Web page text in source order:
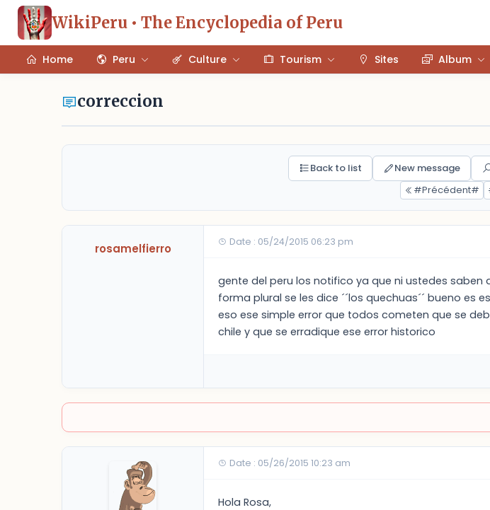
WikiPeru • The Encyclopedia of Peru
Home Peru Culture Tourism Sites Album
correccion
Back to list New message
#Précédent#
rosamelfierro Date : 05/24/2015 06:23 pm
gente del peru los notifico ya que ni ustedes saben
forma plural se les dice ´´los quechuas´´ bueno
eso ese simple error que todos cometen que se
chile y que se erradique ese error historico
Date : 05/26/2015 10:23 am
Hola Rosa,